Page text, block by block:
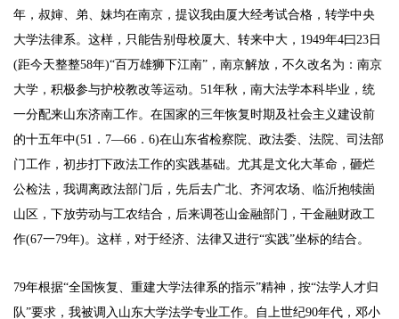
年，叔婶、弟、妹均在南京，提议我由厦大经考试合格，转学中央
大学法律系。这样，只能告别母校厦大、转来中大，1949年4曰23日
(距今天整整58年)“百万雄狮下江南”，南京解放，不久改名为：南京
大学，积极参与护校教改等运动。51年秋，南大法学本科毕业，统
一分配来山东济南工作。在国家的三年恢复时期及社会主义建设前
的十五年中(51．7—66．6)在山东省检察院、政法委、法院、司法部
门工作，初步打下政法工作的实践基础。尤其是文化大革命，砸烂
公检法，我调离政法部门后，先后去广北、齐河农场、临沂抱犊崮
山区，下放劳动与工农结合，后来调苍山金融部门，干金融财政工
作(67一79年)。这样，对于经济、法律又进行“实践”坐标的结合。
79年根据“全国恢复、重建大学法律系的指示”精神，按“法学人才归
队”要求，我被调入山东大学法学专业工作。自上世纪90年代，邓小